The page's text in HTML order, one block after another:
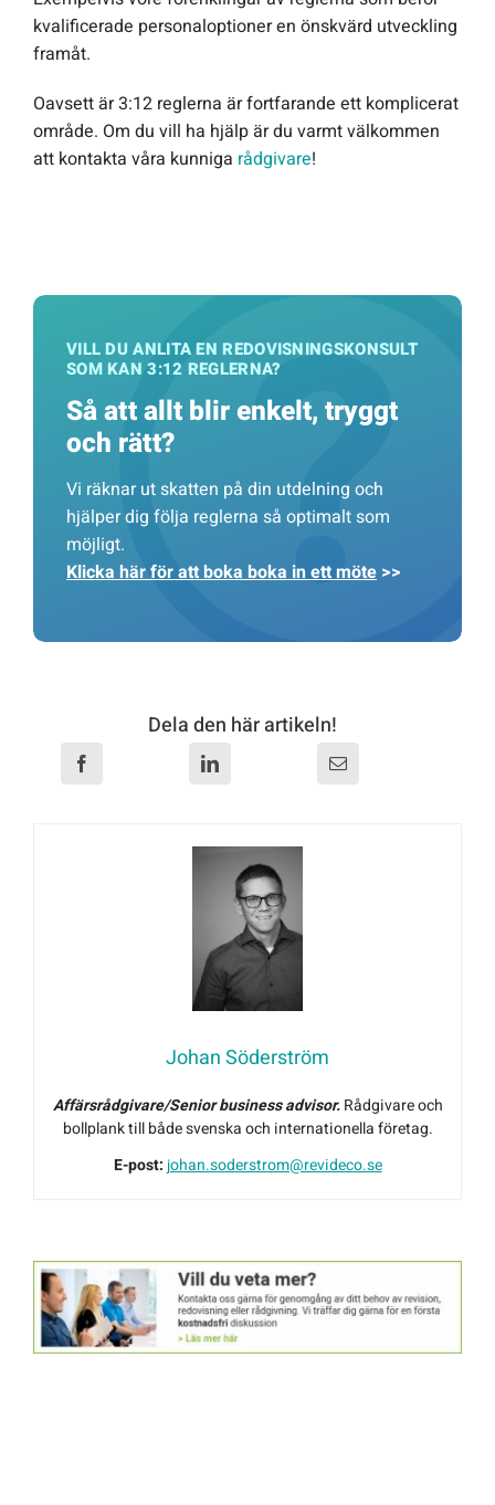
kvalificerade personaloptioner en önskvärd utveckling
framåt.
Oavsett är 3:12 reglerna är fortfarande ett komplicerat
område. Om du vill ha hjälp är du varmt välkommen
att kontakta våra kunniga rådgivare!
VILL DU ANLITA EN REDOVISNINGSKONSULT
SOM KAN 3:12 REGLERNA?
Så att allt blir enkelt, tryggt
och rätt?
Vi räknar ut skatten på din utdelning och
hjälper dig följa reglerna så optimalt som
möjligt.
Klicka här för att boka boka in ett möte>>
Dela den här artikeln!
Johan Söderström
Affärsrådgivare/Senior business advisor.Rådgivare och
bollplank till både svenska och internationella företag.
E-post:johan.soderstrom@revideco.se